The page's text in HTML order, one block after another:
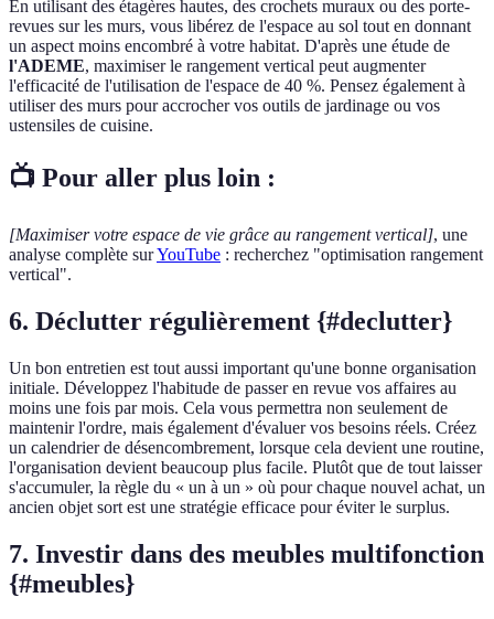
En utilisant des étagères hautes, des crochets muraux ou des porte-
revues sur les murs, vous libérez de l'espace au sol tout en donnant
un aspect moins encombré à votre habitat. D'après une étude de
l'ADEME, maximiser le rangement vertical peut augmenter
l'efficacité de l'utilisation de l'espace de 40 %. Pensez également à
utiliser des murs pour accrocher vos outils de jardinage ou vos
ustensiles de cuisine.
📺 Pour aller plus loin :
[Maximiser votre espace de vie grâce au rangement vertical], une
analyse complète surYouTube : recherchez "optimisation rangement
vertical".
6. Déclutter régulièrement {#declutter}
Un bon entretien est tout aussi important qu'une bonne organisation
initiale. Développez l'habitude de passer en revue vos affaires au
moins une fois par mois. Cela vous permettra non seulement de
maintenir l'ordre, mais également d'évaluer vos besoins réels. Créez
un calendrier de désencombrement, lorsque cela devient une routine,
l'organisation devient beaucoup plus facile. Plutôt que de tout laisser
s'accumuler, la règle du « un à un » où pour chaque nouvel achat, un
ancien objet sort est une stratégie efficace pour éviter le surplus.
7. Investir dans des meubles multifonction
{#meubles}